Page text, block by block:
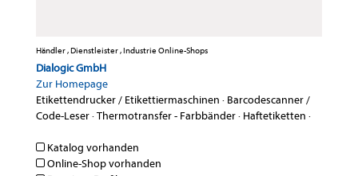
Händler , Dienstleister , Industrie Online-Shops
Dialogic GmbH
Zur Homepage
Etikettendrucker / Etikettiermaschinen · Barcodescanner /
Code-Leser·Thermotransfer - Farbbänder· Haftetiketten ·
Katalog vorhanden
Online-Shop vorhanden